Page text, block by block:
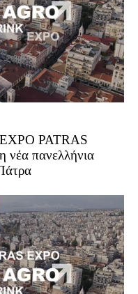
PATRAS
νέα πανελλήνια